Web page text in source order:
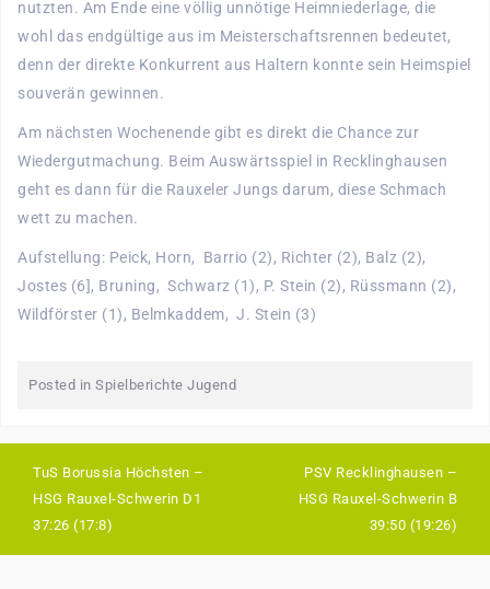
nutzten. Am Ende eine völlig unnötige Heimniederlage, die
wohl das endgültige aus im Meisterschaftsrennen bedeutet,
denn der direkte Konkurrent aus Haltern konnte sein Heimspiel
souverän gewinnen.
Am nächsten Wochenende gibt es direkt die Chance zur
Wiedergutmachung. Beim Auswärtsspiel in Recklinghausen
geht es dann für die Rauxeler Jungs darum, diese Schmach
wett zu machen.
Aufstellung: Peick, Horn, Barrio (2), Richter (2), Balz (2),
Jostes (6], Bruning, Schwarz (1), P. Stein (2), Rüssmann (2),
Wildförster (1), Belmkaddem, J. Stein (3)
Posted in Spielberichte Jugend
TuS Borussia Höchsten –
HSG Rauxel-Schwerin D1
37:26 (17:8)
PSV Recklinghausen –
HSG Rauxel-Schwerin B
39:50 (19:26)